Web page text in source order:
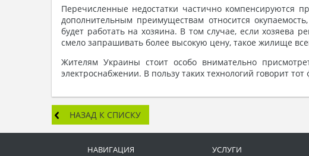
Перечисленные недостатки частично компенсируются
дополнительным преимуществам относится
будет работать на хозяина. В том случае, если хозяева
смело запрашивать более высокую цену, такое жилище
Жителям Украины стоит особо внимательно
электроснабжении. В пользу таких технологий говорит
НАЗАД К СПИСКУ
НАВИГАЦИЯ
УСЛУГИ